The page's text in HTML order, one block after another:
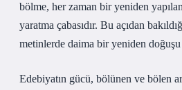
bölme, her zaman bir yeniden
yaratma çabasıdır. Bu açıdan
metinlerde daima bir yeniden doğuşu
Edebiyatın gücü, bölünen ve bölen